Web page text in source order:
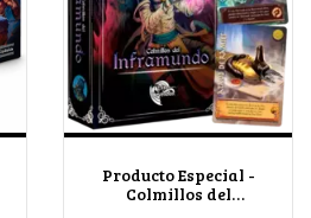
Producto Especial -
Colmillos del